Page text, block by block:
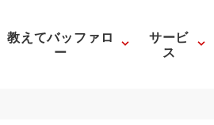
教えてバッファロ
ー
サービ
ス